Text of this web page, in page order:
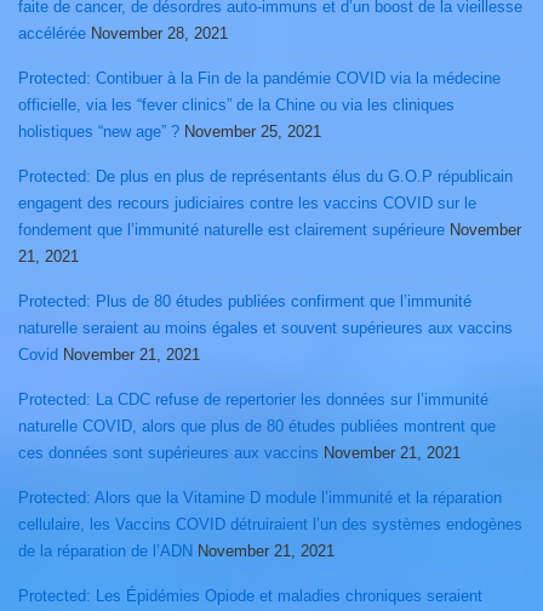
faite de cancer, de désordres auto-immuns et d’un boost de la vieillesse
accélérée November 28, 2021
Protected: Contibuer à la Fin de la pandémie COVID via la médecine
officielle, via les “fever clinics” de la Chine ou via les cliniques
holistiques “new age” ? November 25, 2021
Protected: De plus en plus de représentants élus du G.O.P républicain
engagent des recours judiciaires contre les vaccins COVID sur le
fondement que l’immunité naturelle est clairement supérieure November
21, 2021
Protected: Plus de 80 études publiées confirment que l’immunité
naturelle seraient au moins égales et souvent supérieures aux vaccins
Covid November 21, 2021
Protected: La CDC refuse de repertorier les données sur l’immunité
naturelle COVID, alors que plus de 80 études publiées montrent que
ces données sont supérieures aux vaccins November 21, 2021
Protected: Alors que la Vitamine D module l’immunité et la réparation
cellulaire, les Vaccins COVID détruiraient l’un des systèmes endogènes
de la réparation de l’ADN November 21, 2021
Protected: Les Épidémies Opiode et maladies chroniques seraient